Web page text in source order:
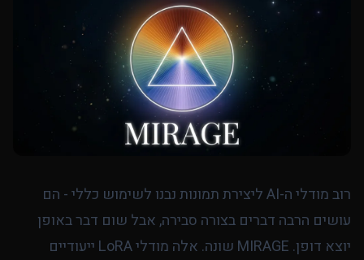
רוב מודלי ה-AI ליצירת תמונות נבנו לשימוש כללי - הם
עושים הרבה דברים בצורה סבירה, אבל שום דבר באופן
יוצא דופן. MIRAGE שונה. אלה מודלי LoRA ייעודיים